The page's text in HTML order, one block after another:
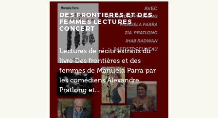
DES FRONTIERES ET DES
FEMMES LECTURES
CONCERT
Lectures de récits extraits du
livre Des frontières et des
femmes de Manuela Parra par
les comédiens Alexandre
Pratlong et...